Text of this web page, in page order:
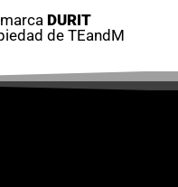
DURIT
de TEandM